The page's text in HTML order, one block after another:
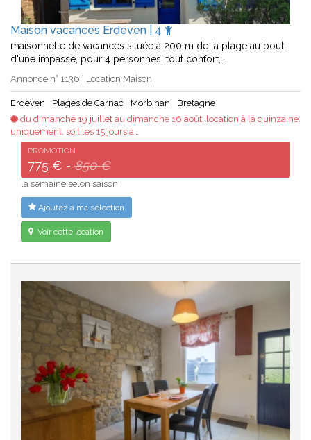
Maison vacances Erdeven | 4
maisonnette de vacances située à 200 m de la plage au bout
d'une impasse, pour 4 personnes, tout confort,…
Annonce n° 1136 | Location Maison
Erdeven Plages de Carnac Morbihan
Bretagne
du dimanche 19 juillet au dimanche 16 août, location à la quinzaine
uniquement, soit les 15 jours à…
PROMOTION
775 € - 850 €
la semaine selon saison
Ajoutez à ma sélection
Voir cette location